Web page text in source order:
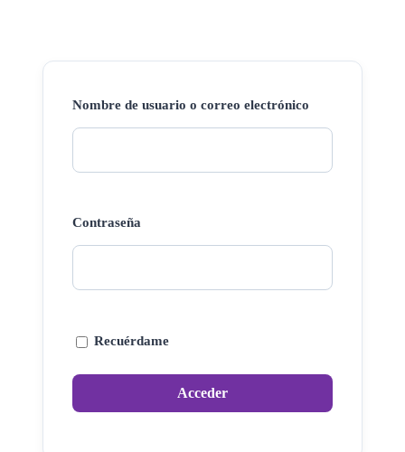
Nombre de usuario o correo electrónico
Contraseña
Recuérdame